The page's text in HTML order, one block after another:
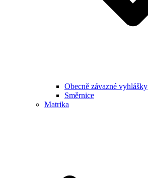
Obecně závazné vyhlášky
Směrnice
Matrika